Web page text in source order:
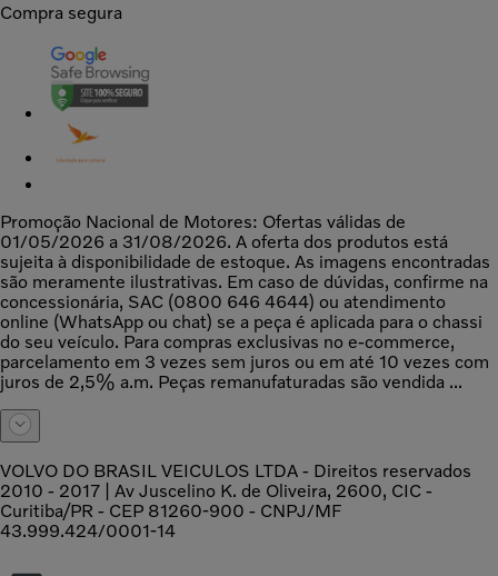
Compra segura
Promoção Nacional de Motores: Ofertas válidas de
01/05/2026 a 31/08/2026. A oferta dos produtos está
sujeita à disponibilidade de estoque. As imagens encontradas
são meramente ilustrativas. Em caso de dúvidas, confirme na
concessionária, SAC (0800 646 4644) ou atendimento
online (WhatsApp ou chat) se a peça é aplicada para o chassi
do seu veículo. Para compras exclusivas no e-commerce,
parcelamento em 3 vezes sem juros ou em até 10 vezes com
juros de 2,5% a.m. Peças remanufaturadas são vendida ...
VOLVO DO BRASIL VEICULOS LTDA - Direitos reservados
2010 - 2017 | Av Juscelino K. de Oliveira, 2600, CIC -
Curitiba/PR - CEP 81260-900 - CNPJ/MF
43.999.424/0001-14